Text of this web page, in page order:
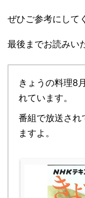
ぜひご参考にして
最後までお読みい
きょうの料理8
れています。
番組で放送され
ますよ。